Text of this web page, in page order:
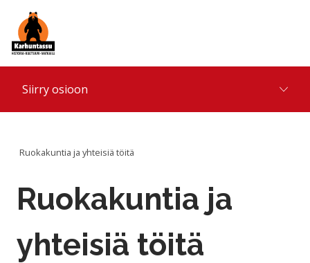
Hyppää sisältöön
Siirry osioon
Ruokakuntia ja yhteisiä töitä
Ruokakuntia ja
yhteisiä töitä